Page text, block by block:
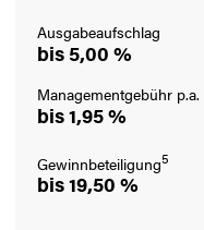
Ausgabeaufschlag
bis 5,00 %
Managementgebühr p.a.
bis 1,95 %
Gewinnbeteiligung5
bis 19,50 %